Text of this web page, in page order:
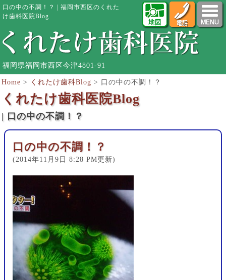
口の中の不調！？ | 福岡市西区のくれた
け歯科医院Blog
福岡県福岡市西区今津4801-91
Home > くれたけ歯科Blog > 口の中の不調！？
くれたけ歯科医院Blog
| 口の中の不調！？
口の中の不調！？
(2014年11月9日 8:28 PM更新)